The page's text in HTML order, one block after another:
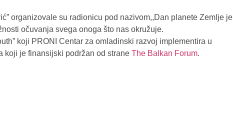
organizovale su radionicu pod nazivom,,Dan planete Zemlje je
očuvanja svega onoga što nas okružuje.
koji PRONI Centar za omladinski razvoj implementira u
koji je finansijski podržan od strane The Balkan Forum.